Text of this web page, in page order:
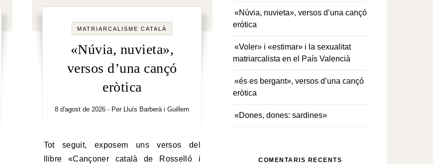
MATRIARCALISME CATALÀ
«Núvia, nuvieta»,
versos d’una cançó
eròtica
8 d'agost de 2026 - Per Lluís Barberà i Guillem
Tot seguit, exposem uns versos del
llibre «Cançoner català de Rosselló i
«Núvia, nuvieta», versos d’una cançó
eròtica
«Voler» i «estimar» i la sexualitat
matriarcalista en el País Valencià
«és es bergant», versos d’una cançó
eròtica
«Dones, dones: sardines»
COMENTARIS RECENTS